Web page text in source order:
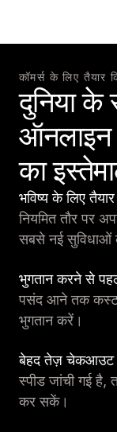
कॉमर्स के लिए तैयार
दुनिया के
ऑनलाइन
का
भविष्य के लिए तैयार
नियमित तौर पर
सबसे नई सुविधाओं
भुगतान करने से
पसंद आने तक
भुगतान करें।
बेहद तेज़ चेकआउट
स्पीड जांची गई
कर सकें।